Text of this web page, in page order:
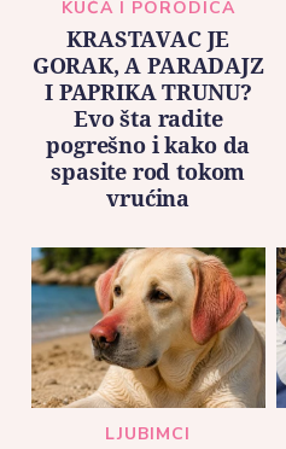
KUĆA I PORODICA
KRASTAVAC JE
GORAK, A PARADAJZ
I PAPRIKA TRUNU?
Evo šta radite
pogrešno i kako da
spasite rod tokom
vrućina
LJUBIMCI